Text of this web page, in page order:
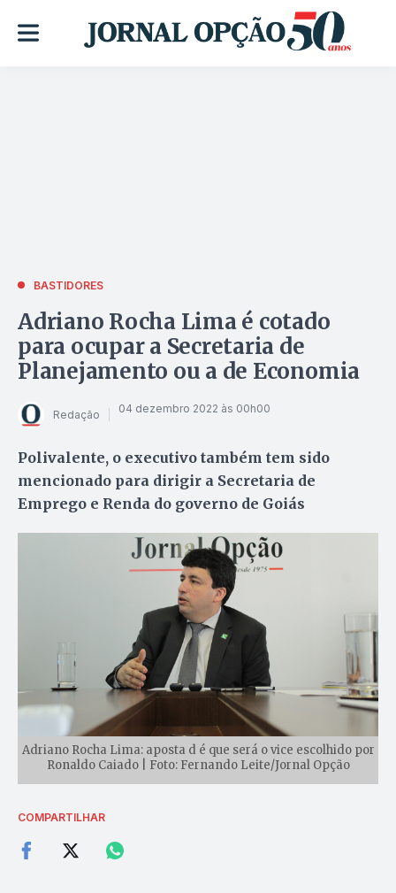
BASTIDORES
Adriano Rocha Lima é cotado
para ocupar a Secretaria de
Planejamento ou a de Economia
Redação 04 dezembro 2022 às 00h00
Polivalente, o executivo também tem sido
mencionado para dirigir a Secretaria de
Emprego e Renda do governo de Goiás
Adriano Rocha Lima: aposta d é que será o vice escolhido por
Ronaldo Caiado | Foto: Fernando Leite/Jornal Opção
COMPARTILHAR